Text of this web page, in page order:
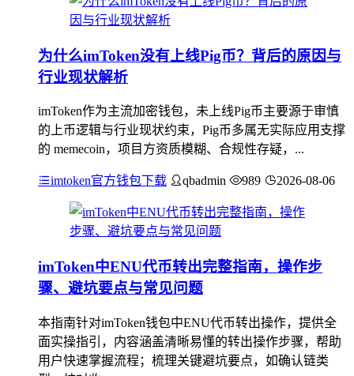
为什么imToken没有上线Pig币？背后的原因与
行业现状解析
imToken作为主流加密钱包，未上线Pig币主要源于审慎
的上币逻辑与行业现状约束，Pig币多属无实际应用支撑
的 memecoin，项目方资质模糊、合规性存疑，...
imtoken官方钱包下载 qbadmin 989 2026-08-06
imToken中ENU代币转出完整指南，操作步
骤、避坑要点与常见问题
本指南针对imToken钱包中ENU代币转出操作，提供全
面实操指引，内容涵盖清晰易懂的转出操作步骤，帮助
用户快速掌握流程；梳理关键避坑要点，如确认链类